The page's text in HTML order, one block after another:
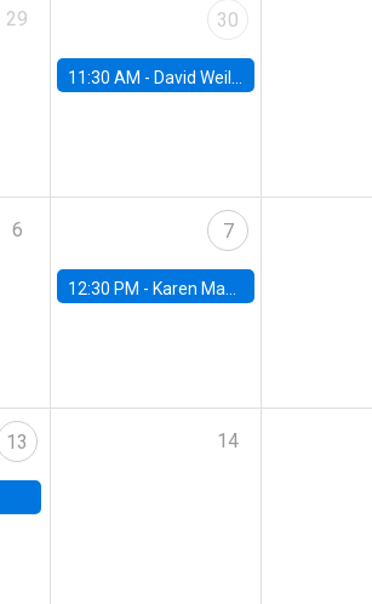
29 30
11:30 AM - David Weil, Brown University
6 7
12:30 PM - Karen Macours, Paris School of Economics
13 14